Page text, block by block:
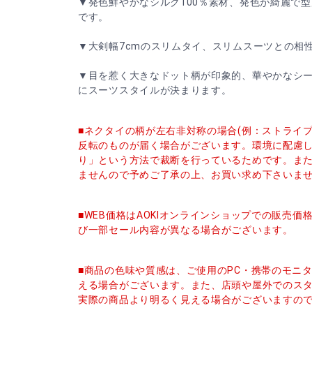
です。
▼大剣幅7cmのスリムタイ、スリムスーツとの相
▼目を惹く大きなドット柄が印象的、華やかなシ
にスーツスタイルが決まります。
■ネクタイの柄が左右非対称の場合(例：ストライ
反転のものが届く場合がございます。環境に配慮
り」という方法で裁断を行っているためです。ま
ませんので予めご了承の上、お買い求め下さいま
■WEB価格はAOKIオンラインショップでの販売価
び一部セール内容が異なる場合がございます。
■商品の色味や質感は、ご使用のPC・携帯のモニ
える場合がございます。また、店頭や屋外でのス
実際の商品より明るく見える場合がございますの